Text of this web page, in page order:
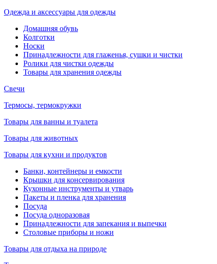
Одежда и аксессуары для одежды
Домашняя обувь
Колготки
Носки
Принадлежности для глаженья, сушки и чистки
Ролики для чистки одежды
Товары для хранения одежды
Свечи
Термосы, термокружки
Товары для ванны и туалета
Товары для животных
Товары для кухни и продуктов
Банки, контейнеры и емкости
Крышки для консервирования
Кухонные инструменты и утварь
Пакеты и пленка для хранения
Посуда
Посуда одноразовая
Принадлежности для запекания и выпечки
Столовые приборы и ножи
Товары для отдыха на природе